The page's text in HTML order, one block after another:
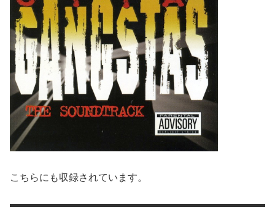
こちらにも収録されています。